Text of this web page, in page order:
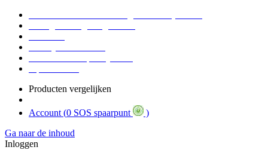
Producten vergelijken
Account (0 SOS spaarpunt
)
Ga naar de inhoud
Inloggen